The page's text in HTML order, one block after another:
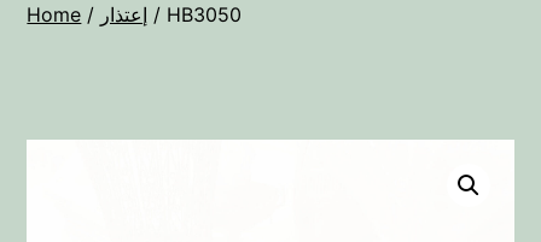
Home / إعتذار / HB3050